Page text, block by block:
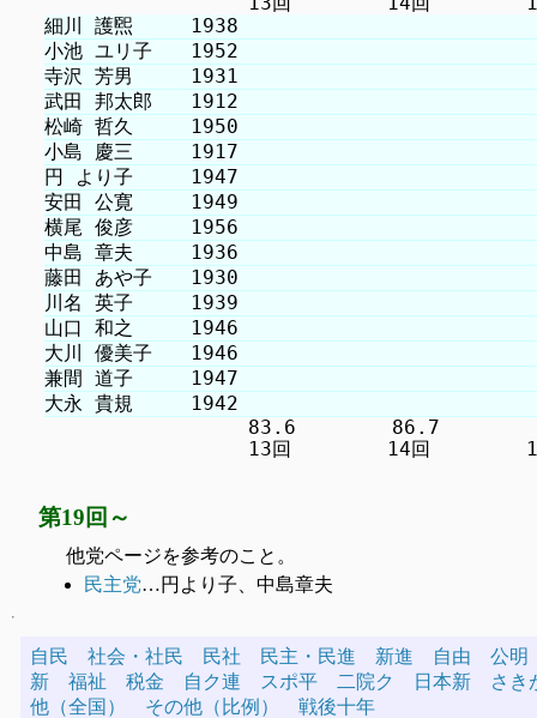
83.6　　　　　86.7　　　　　89.7　
第19回～
他党ページを参考のこと。
民主党…円より子、中島章夫
自民 社会・社民 民社 民主・民進 新進 自由
公明
新
福祉 税金 自ク連 スポ平 二院ク 日本新
さき
他（全国）
その他（比例） 戦後十年